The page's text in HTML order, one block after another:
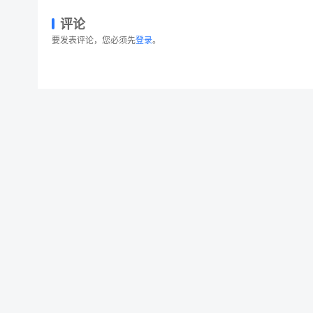
评论
要发表评论，您必须先登录。